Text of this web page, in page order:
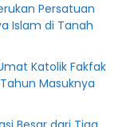
Persatuan
Islam di Tanah
Katolik Fakfak
Masuknya